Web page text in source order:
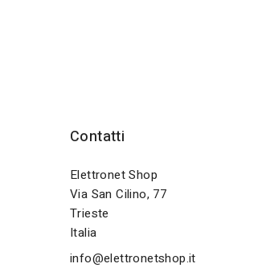
Contatti
Elettronet Shop
Via San Cilino, 77
Trieste
Italia
info@elettronetshop.it